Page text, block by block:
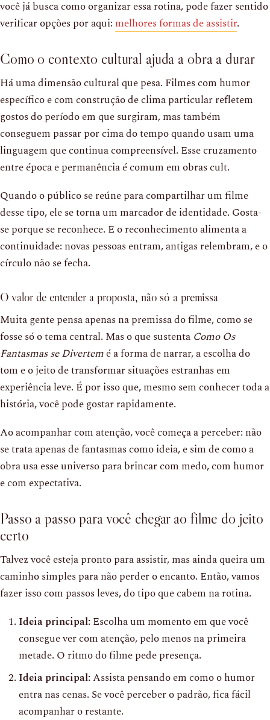
você já busca como organizar essa rotina, pode fazer sentido
verificar opções por aqui: melhores formas de assistir.
Como o contexto cultural ajuda a obra a durar
Há uma dimensão cultural que pesa. Filmes com humor
específico e com construção de clima particular refletem
gostos do período em que surgiram, mas também
conseguem passar por cima do tempo quando usam uma
linguagem que continua compreensível. Esse cruzamento
entre época e permanência é comum em obras cult.
Quando o público se reúne para compartilhar um filme
desse tipo, ele se torna um marcador de identidade. Gosta-
se porque se reconhece. E o reconhecimento alimenta a
continuidade: novas pessoas entram, antigas relembram, e o
círculo não se fecha.
O valor de entender a proposta, não só a premissa
Muita gente pensa apenas na premissa do filme, como se
fosse só o tema central. Mas o que sustenta Como Os
Fantasmas se Divertemé a forma de narrar, a escolha do
tom e o jeito de transformar situações estranhas em
experiência leve. É por isso que, mesmo sem conhecer toda a
história, você pode gostar rapidamente.
Ao acompanhar com atenção, você começa a perceber: não
se trata apenas de fantasmas como ideia, e sim de como a
obra usa esse universo para brincar com medo, com humor
e com expectativa.
Passo a passo para você chegar ao filme do jeito
certo
Talvez você esteja pronto para assistir, mas ainda queira um
caminho simples para não perder o encanto. Então, vamos
fazer isso com passos leves, do tipo que cabem na rotina.
Ideia principal:Escolha um momento em que você
consegue ver com atenção, pelo menos na primeira
metade. O ritmo do filme pede presença.
Ideia principal:Assista pensando em como o humor
entra nas cenas. Se você perceber o padrão, fica fácil
acompanhar o restante.